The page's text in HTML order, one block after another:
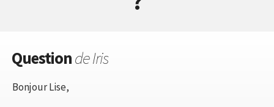
Questionde Iris
Bonjour Lise,